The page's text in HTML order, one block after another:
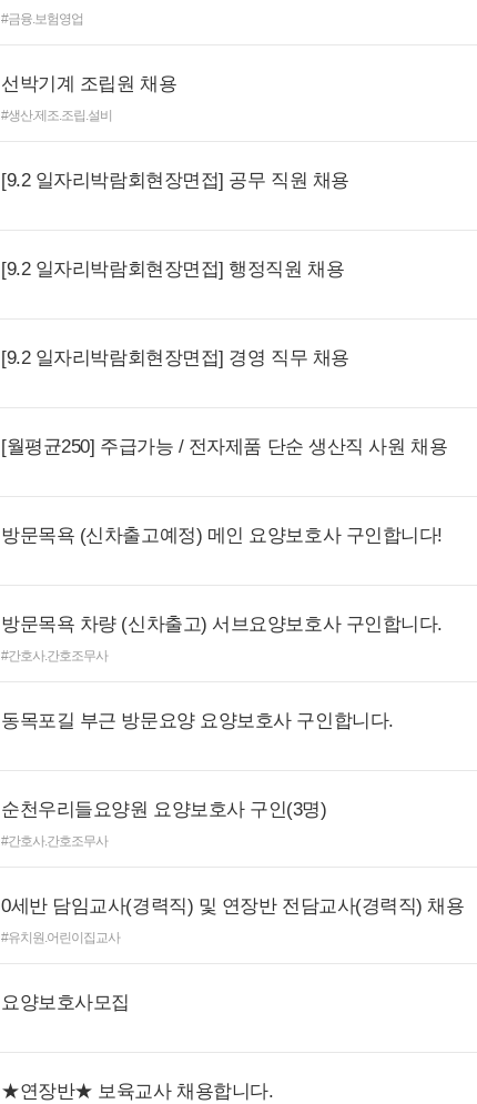
#금융.보험영업
선박기계 조립원 채용
#생산.제조.조립.설비
[9.2 일자리박람회현장면접] 공무 직원 채용
[9.2 일자리박람회현장면접] 행정직원 채용
[9.2 일자리박람회현장면접] 경영 직무 채용
[월평균250] 주급가능 / 전자제품 단순 생산직 사원 채용
방문목욕 (신차출고예정) 메인 요양보호사 구인합니다!
방문목욕 차량 (신차출고) 서브요양보호사 구인합니다.
#간호사.간호조무사
동목포길 부근 방문요양 요양보호사 구인합니다.
순천우리들요양원 요양보호사 구인(3명)
#간호사.간호조무사
0세반 담임교사(경력직) 및 연장반 전담교사(경력직) 채용
#유치원.어린이집교사
요양보호사모집
★연장반★ 보육교사 채용합니다.